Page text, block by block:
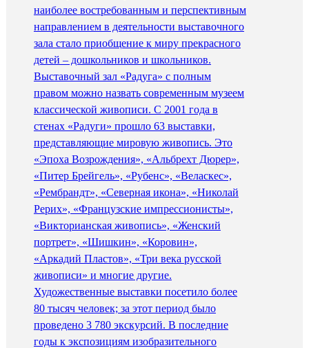
наиболее востребованным и перспективным
направлением в деятельности выставочного
зала стало приобщение к миру прекрасного
детей – дошкольников и школьников.
Выставочный зал «Радуга» с полным
правом можно назвать современным музеем
классической живописи. С 2001 года в
стенах «Радуги» прошло 63 выставки,
представляющие мировую живопись. Это
«Эпоха Возрождения», «Альбрехт Дюрер»,
«Питер Брейгель», «Рубенс», «Веласкес»,
«Рембрандт», «Северная икона», «Николай
Рерих», «Французские импрессионисты»,
«Викторианская живопись», «Женский
портрет», «Шишкин», «Коровин»,
«Аркадий Пластов», «Три века русской
живописи» и многие другие.
Художественные выставки посетило более
80 тысяч человек; за этот период было
проведено 3 780 экскурсий. В последние
годы к экспозициям изобразительного